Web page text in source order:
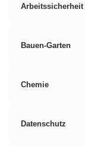
Arbeitssicherheit
Bauen-Garten
Chemie
Datenschutz